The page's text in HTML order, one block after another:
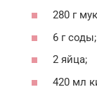
280 г
6 г соды;
2 яйца;
420 мл